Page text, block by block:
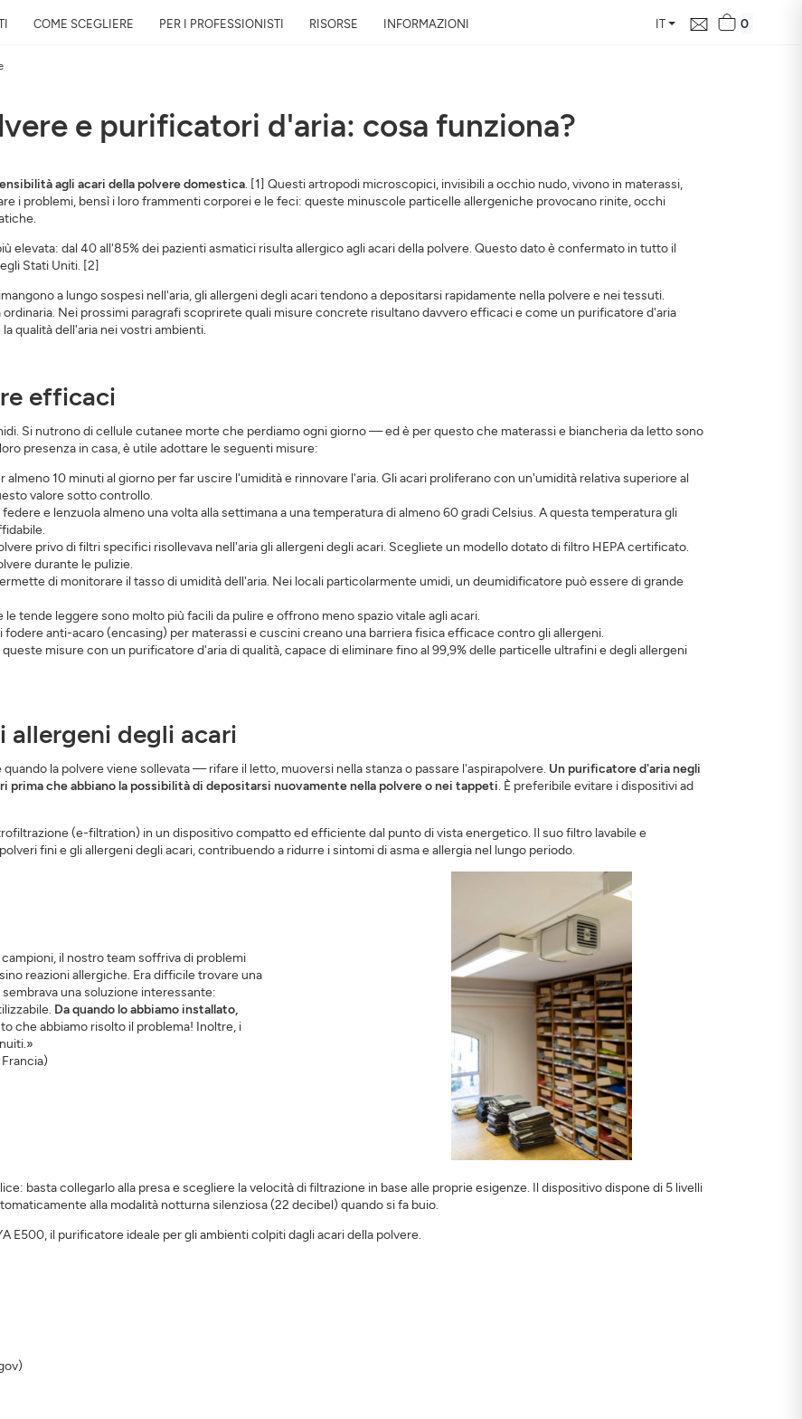
COME SCEGLIERE PER I PROFESSIONISTI RISORSE INFORMAZIONI IT 0
e purificatori d'aria: cosa funziona?
agli acari della polvere domestica. [1] Questi artropodi microscopici, invisibili a occhio nudo, vivono in materassi,
i problemi, bensì i loro frammenti corporei e le feci: queste minuscole particelle allergeniche provocano rinite, occhi
elevata: dal 40 all'85% dei pazienti asmatici risulta allergico agli acari della polvere. Questo dato è confermato in tutto il
Stati Uniti. [2]
a lungo sospesi nell'aria, gli allergeni degli acari tendono a depositarsi rapidamente nella polvere e nei tessuti.
Nei prossimi paragrafi scoprirete quali misure concrete risultano davvero efficaci e come un purificatore d'aria
qualità dell'aria nei vostri ambienti.
efficaci
Si nutrono di cellule cutanee morte che perdiamo ogni giorno — ed è per questo che materassi e biancheria da letto sono
presenza in casa, è utile adottare le seguenti misure:
almeno 10 minuti al giorno per far uscire l'umidità e rinnovare l'aria. Gli acari proliferano con un'umidità relativa superiore al
valore sotto controllo.
e lenzuola almeno una volta alla settimana a una temperatura di almeno 60 gradi Celsius. A questa temperatura gli
privo di filtri specifici risollevava nell'aria gli allergeni degli acari. Scegliete un modello dotato di filtro HEPA certificato.
durante le pulizie.
di monitorare il tasso di umidità dell'aria. Nei locali particolarmente umidi, un deumidificatore può essere di grande
le tende leggere sono molto più facili da pulire e offrono meno spazio vitale agli acari.
fodere anti-acaro (encasing) per materassi e cuscini creano una barriera fisica efficace contro gli allergeni.
misure con un purificatore d'aria di qualità, capace di eliminare fino al 99,9% delle particelle ultrafini e degli allergeni
degli acari
la polvere viene sollevata — rifare il letto, muoversi nella stanza o passare l'aspirapolvere. Un purificatore d'aria negli
che abbiano la possibilità di depositarsi nuovamente nella polvere o nei tappeti. È preferibile evitare i dispositivi ad
(e-filtration) in un dispositivo compatto ed efficiente dal punto di vista energetico. Il suo filtro lavabile e
fini e gli allergeni degli acari, contribuendo a ridurre i sintomi di asma e allergia nel lungo periodo.
il nostro team soffriva di problemi
reazioni allergiche. Era difficile trovare una
una soluzione interessante:
Da quando lo abbiamo installato,
che abbiamo risolto il problema! Inoltre, i
basta collegarlo alla presa e scegliere la velocità di filtrazione in base alle proprie esigenze. Il dispositivo dispone di 5 livelli
alla modalità notturna silenziosa (22 decibel) quando si fa buio.
E500, il purificatore ideale per gli ambienti colpiti dagli acari della polvere.
vicino a te in 24h
Scopri la qualità dell’aria intorno alla tua casa, la sua
E-mail
Indirizzo
ISCRIVERSI CHIUDERE